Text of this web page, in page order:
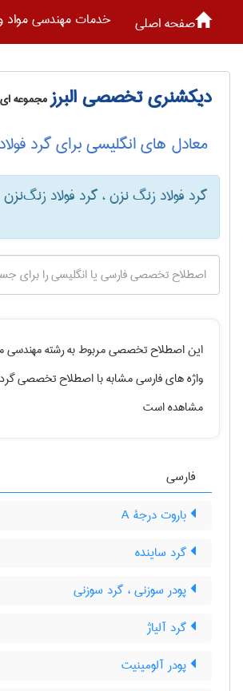
صفحه اصلی خدمات مهندسی مواد
دیکشنری تخصصی البرزمجموعه
معادل های انگلیسی برای گرد
گرد فولاد زنگ نزن ، گرد فولاد زنگ‌نزن
این اصطلاح تخصصی مربوط به رشتهمهندسی
واژه های فارسی مشابه با اصطلاح تخصصی
مشاهده است
فارسی
باروت درجۀ A
گرد ساینده
پودر سوزنی ، گرد سوزنی
گرد آلیاژ
پودر آلومینیت